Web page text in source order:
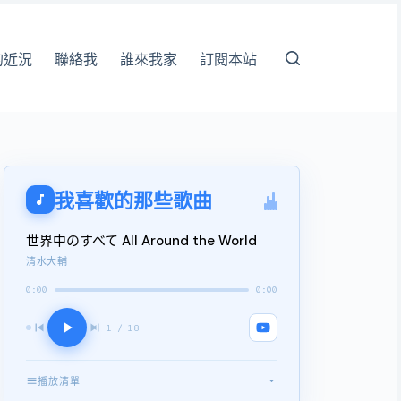
近況 聯絡我 誰來我家 訂閱本站
我喜歡的那些歌曲
世界中のすべて All Around the World
清水大輔
0:00 0:00
1 / 18
播放清單